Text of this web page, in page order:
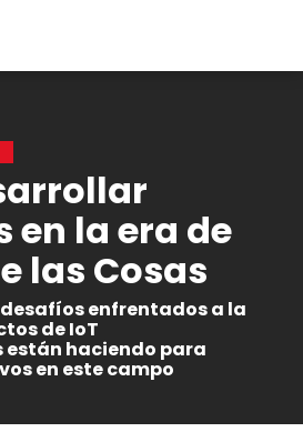
en la era de
las Cosas
enfrentados a la
de IoT
están haciendo para
en este campo